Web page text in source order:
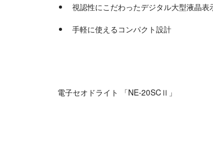
視認性にこだわったデジタル大型液晶表
手軽に使えるコンパクト設計
電子セオドライト 「NE-20SCⅡ」